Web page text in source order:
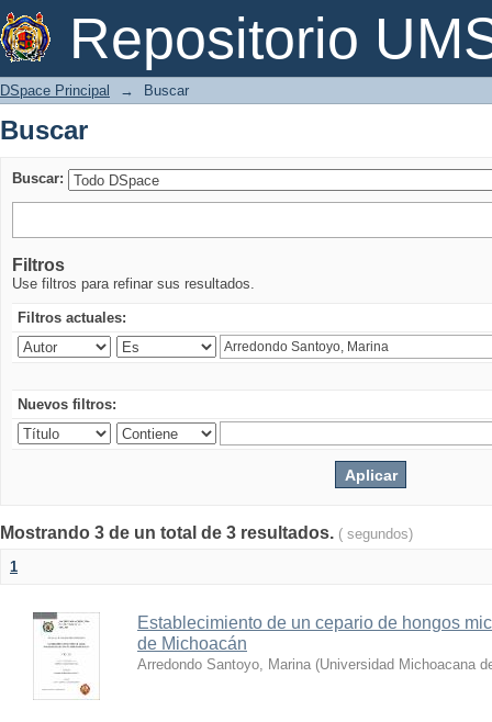
Repositorio
Buscar
DSpace Principal → Buscar
Buscar
Buscar:
Filtros
Use filtros para refinar sus resultados.
Filtros actuales:
Nuevos filtros:
Mostrando 3 de un total de 3 resultados. ( segundos)
1
Establecimiento de un cepario de hongos
de Michoacán
Arredondo Santoyo, Marina (Universidad Michoacana